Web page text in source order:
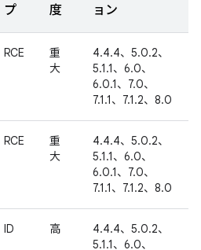
プ
度
ョン
RCE
重
大
4.4.4、5.0.2、
5.1.1、6.0、
6.0.1、7.0、
7.1.1、7.1.2、8.0
RCE
重
大
4.4.4、5.0.2、
5.1.1、6.0、
6.0.1、7.0、
7.1.1、7.1.2、8.0
ID 高
4.4.4、5.0.2、
5.1.1、6.0、